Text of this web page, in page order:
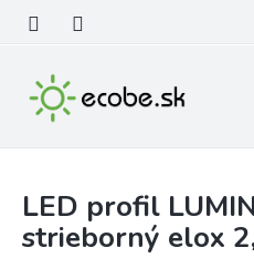
obsah
LED profil
strieborný elox